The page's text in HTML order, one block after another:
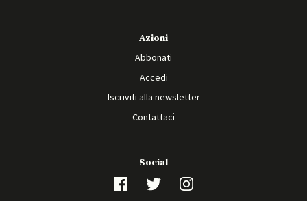
Azioni
Abbonati
Accedi
Iscriviti alla newsletter
Contattaci
Social